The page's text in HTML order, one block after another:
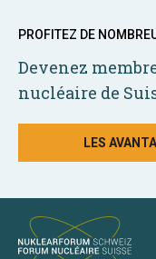
PROFITEZ DE
Devenez
nucléaire de
LES